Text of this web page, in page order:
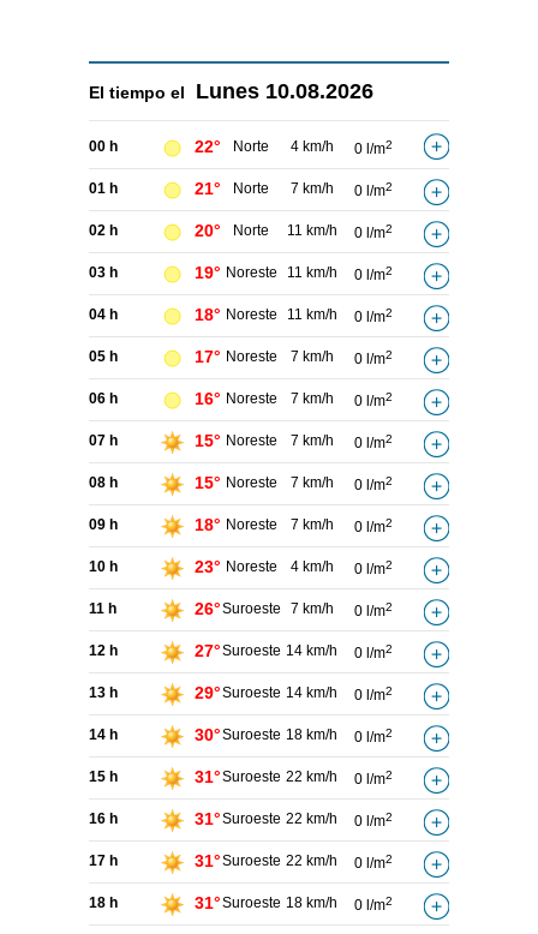
El tiempo el Lunes 10.08.2026
00 h 22° Norte 4 km/h 0 l/m2
01 h 21° Norte 7 km/h 0 l/m2
02 h 20° Norte 11 km/h 0 l/m2
03 h 19° Noreste 11 km/h 0 l/m2
04 h 18° Noreste 11 km/h 0 l/m2
05 h 17° Noreste 7 km/h 0 l/m2
06 h 16° Noreste 7 km/h 0 l/m2
07 h 15° Noreste 7 km/h 0 l/m2
08 h 15° Noreste 7 km/h 0 l/m2
09 h 18° Noreste 7 km/h 0 l/m2
10 h 23° Noreste 4 km/h 0 l/m2
11 h 26°Suroeste 7 km/h 0 l/m2
12 h 27°Suroeste 14 km/h 0 l/m2
13 h 29°Suroeste 14 km/h 0 l/m2
14 h 30°Suroeste 18 km/h 0 l/m2
15 h 31°Suroeste 22 km/h 0 l/m2
16 h 31°Suroeste 22 km/h 0 l/m2
17 h 31°Suroeste 22 km/h 0 l/m2
18 h 31°Suroeste 18 km/h 0 l/m2